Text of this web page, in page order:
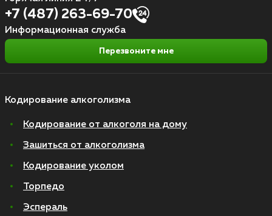
Кодирование алкоголизма
Кодирование от алкоголя на дому
Зашиться от алкоголизма
Кодирование уколом
Торпедо
Эспераль
+7 (487) 263-69-70
Информационная служба
Перезвоните мне